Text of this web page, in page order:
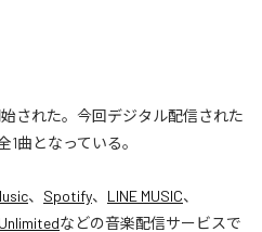
始された。今回デジタル配信された
1曲となっている。
、 Spotify、 LINE MUSIC、
などの音楽配信サービスで